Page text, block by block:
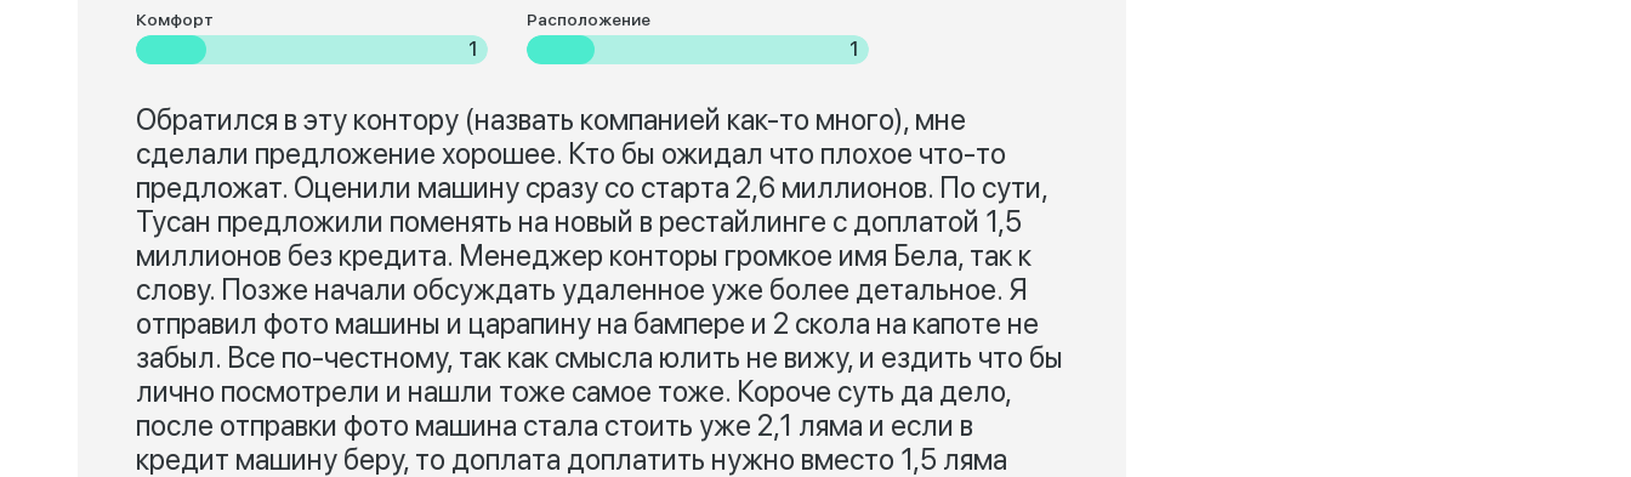
Комфорт
1
Расположение
1
Обратился в эту контору (назвать компанией как-то много), мне
сделали предложение хорошее. Кто бы ожидал что плохое что-то
предложат. Оценили машину сразу со старта 2,6 миллионов. По сути,
Тусан предложили поменять на новый в рестайлинге с доплатой 1,5
миллионов без кредита. Менеджер конторы громкое имя Бела, так к
слову. Позже начали обсуждать удаленное уже более детальное. Я
отправил фото машины и царапину на бампере и 2 скола на капоте не
забыл. Все по-честному, так как смысла юлить не вижу, и ездить что бы
лично посмотрели и нашли тоже самое тоже. Короче суть да дело,
после отправки фото машина стала стоить уже 2,1 ляма и если в
кредит машину беру, то доплата доплатить нужно вместо 1,5 ляма